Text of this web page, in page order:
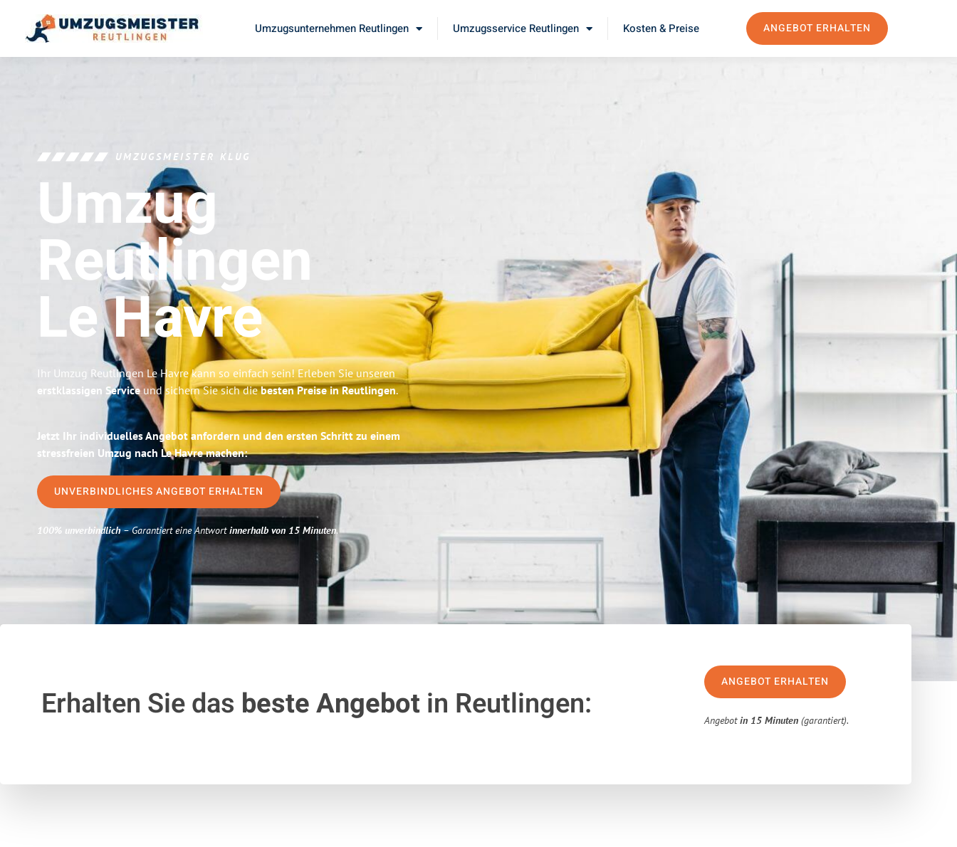
Umzugsunternehmen Reutlingen Umzugsservice Reutlingen Kosten & Preise ANGEBOT ERHALTEN
UMZUGSMEISTER KLUG
Umzug
Reutlingen
Le Havre
Ihr Umzug Reutlingen Le Havre kann so einfach sein! Erleben Sie unseren
erstklassigen Serviceund sichern Sie sich diebesten Preise in Reutlingen.
Jetzt Ihr individuelles Angebot anfordern und den ersten Schritt zu einem
stressfreien Umzug nach Le Havre machen:
UNVERBINDLICHES ANGEBOT ERHALTEN
100% unverbindlich– Garantiert eine Antwortinnerhalb von 15 Minuten.
Erhalten Sie das beste Angebotin Reutlingen:
ANGEBOT ERHALTEN
Angebotin 15 Minuten (garantiert).